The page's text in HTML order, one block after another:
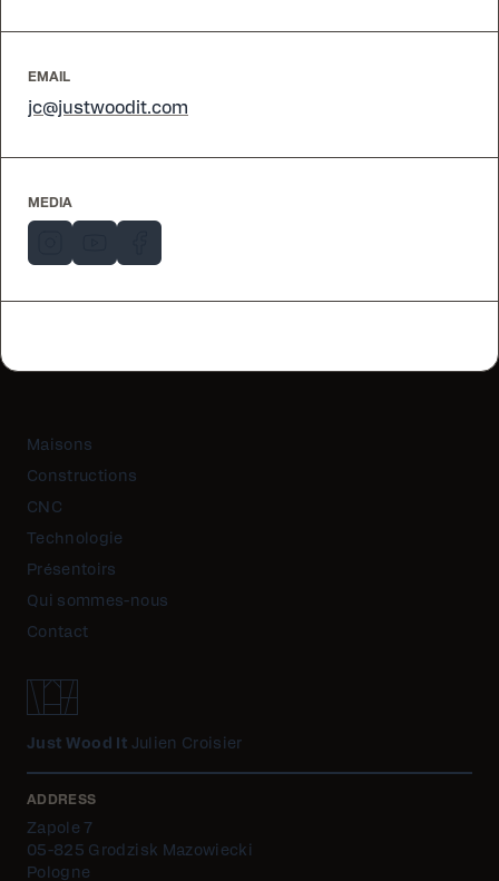
EMAIL
jc@justwoodit.com
MEDIA
Maisons
Constructions
CNC
Technologie
Présentoirs
Qui sommes-nous
Contact
Just Wood It Julien Croisier
ADDRESS
Zapole 7
05-825 Grodzisk Mazowiecki
Pologne